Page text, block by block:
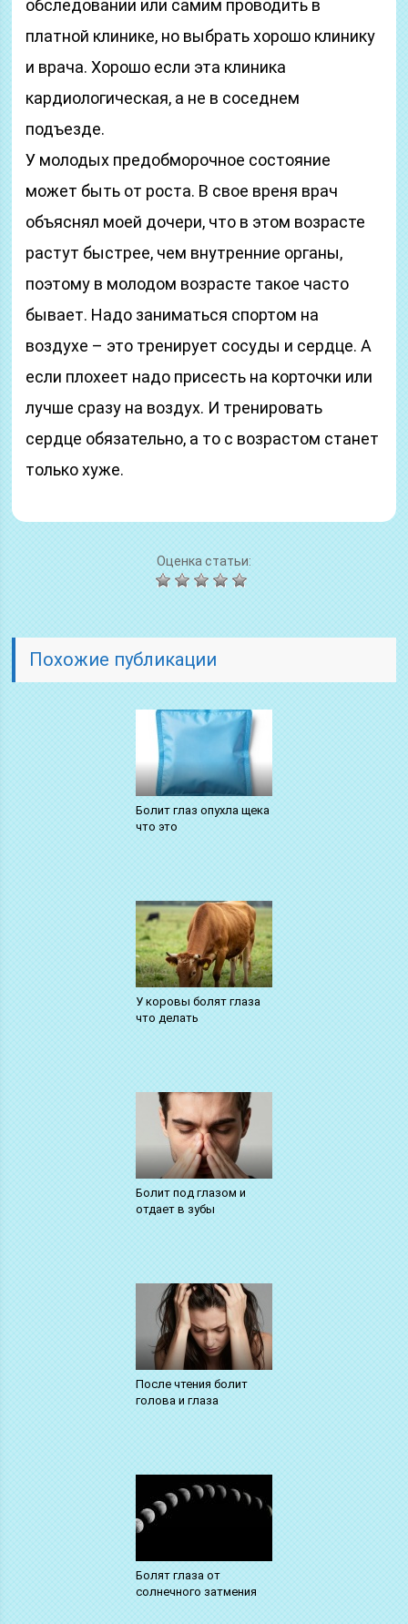
обследовании или самим проводить в
платной клинике, но выбрать хорошо клинику
и врача. Хорошо если эта клиника
кардиологическая, а не в соседнем
подъезде.
У молодых предобморочное состояние
может быть от роста. В свое вреня врач
объяснял моей дочери, что в этом возрасте
растут быстрее, чем внутренние органы,
поэтому в молодом возрасте такое часто
бывает. Надо заниматься спортом на
воздухе – это тренирует сосуды и сердце. А
если плохеет надо присесть на корточки или
лучше сразу на воздух. И тренировать
сердце обязательно, а то с возрастом станет
только хуже.
Оценка статьи:
Похожие публикации
Болит глаз опухла щека
что это
У коровы болят глаза
что делать
Болит под глазом и
отдает в зубы
После чтения болит
голова и глаза
Болят глаза от
солнечного затмения